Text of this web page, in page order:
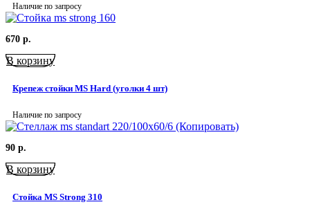
Наличие по запросу
670 р.
В корзину
Крепеж стойки MS Hard (уголки 4 шт)
Наличие по запросу
90 р.
В корзину
Стойка MS Strong 310